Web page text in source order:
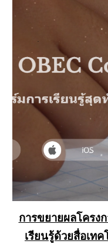
การขยายผลโครง
เรียนรู้ด้วยสื่อเท